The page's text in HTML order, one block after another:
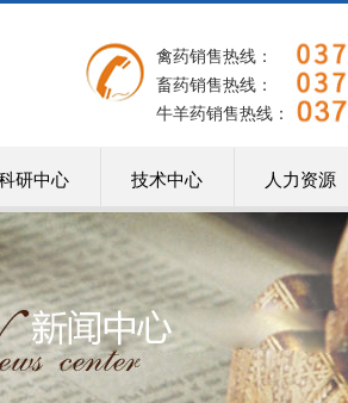
禽药销售热线：
畜药销售热线：
牛羊药销售热线：
研中心 技术中心 人力资源